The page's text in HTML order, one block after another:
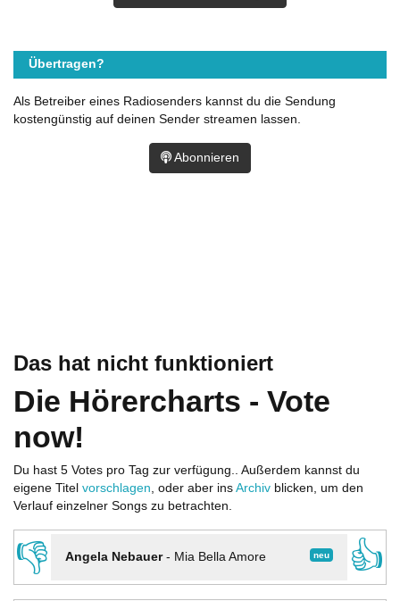
Das hat nicht funktioniert
Die Hörercharts - Vote
now!
Du hast 5 Votes pro Tag zur verfügung.. Außerdem kannst du
eigene Titel vorschlagen, oder aber ins Archiv blicken, um den
Verlauf einzelner Songs zu betrachten.
👎 neu
Angela Nebauer- Mia Bella Amore
👍
Übertragen?
Als Betreiber eines Radiosenders kannst du die Sendung
kostengünstig auf deinen Sender streamen lassen.
Abonnieren